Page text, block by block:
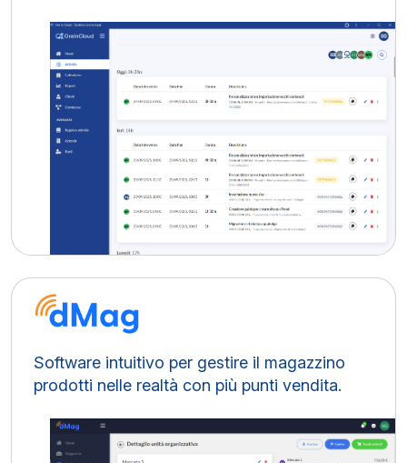
Software intuitivo per gestire il magazzino
prodotti nelle realtà con più punti vendita.